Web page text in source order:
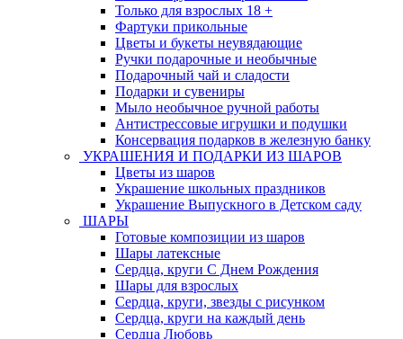
Только для взрослых 18 +
Фартуки прикольные
Цветы и букеты неувядающие
Ручки подарочные и необычные
Подарочный чай и сладости
Подарки и сувениры
Мыло необычное ручной работы
Антистрессовые игрушки и подушки
Консервация подарков в железную банку
УКРАШЕНИЯ И ПОДАРКИ ИЗ ШАРОВ
Цветы из шаров
Украшение школьных праздников
Украшение Выпускного в Детском саду
ШАРЫ
Готовые композиции из шаров
Шары латексные
Сердца, круги С Днем Рождения
Шары для взрослых
Сердца, круги, звезды с рисунком
Сердца, круги на каждый день
Сердца Любовь